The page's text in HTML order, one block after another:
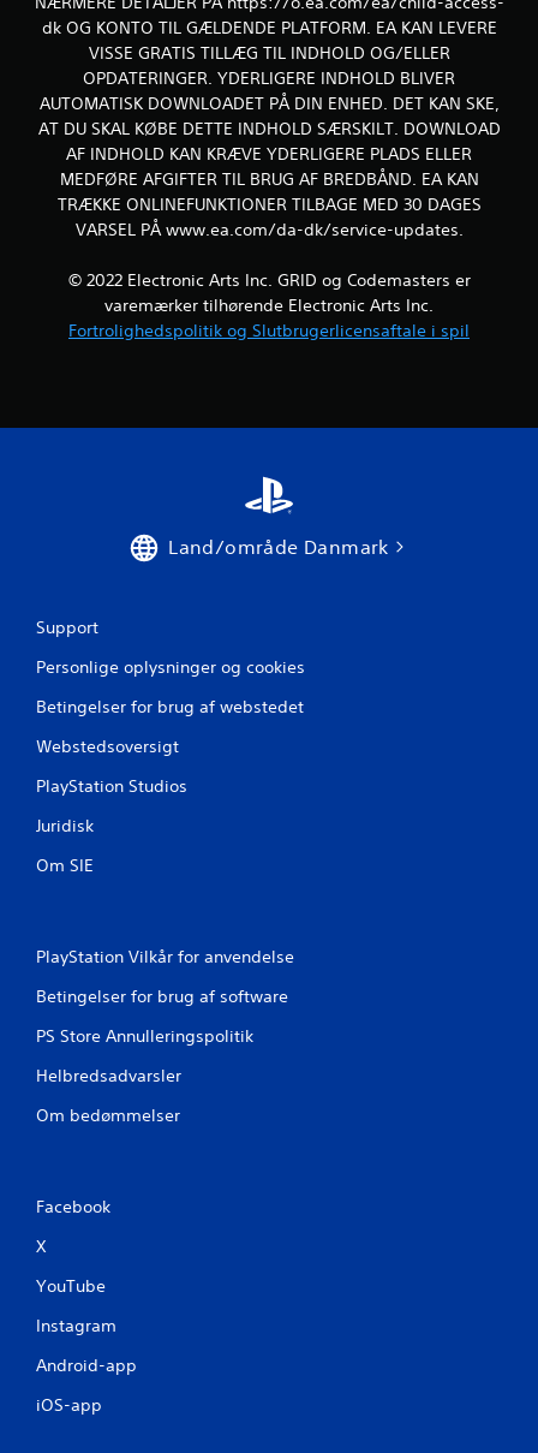
e
r
dk OG KONTO TIL GÆLDENDE PLATFORM. EA KAN LEVERE
VISSE GRATIS TILLÆG TIL INDHOLD OG/ELLER
OPDATERINGER. YDERLIGERE INDHOLD BLIVER
AUTOMATISK DOWNLOADET PÅ DIN ENHED. DET KAN SKE,
AT DU SKAL KØBE DETTE INDHOLD SÆRSKILT. DOWNLOAD
AF INDHOLD KAN KRÆVE YDERLIGERE PLADS ELLER
MEDFØRE AFGIFTER TIL BRUG AF BREDBÅND. EA KAN
TRÆKKE ONLINEFUNKTIONER TILBAGE MED 30 DAGES
VARSEL PÅ www.ea.com/da-dk/service-updates.
© 2022 Electronic Arts Inc. GRID og Codemasters er
varemærker tilhørende Electronic Arts Inc.
Fortrolighedspolitik og Slutbrugerlicensaftale i spil
Land/område Danmark
Support
Personlige oplysninger og cookies
Betingelser for brug af webstedet
Webstedsoversigt
PlayStation Studios
Juridisk
Om SIE
PlayStation Vilkår for anvendelse
Betingelser for brug af software
PS Store Annulleringspolitik
Helbredsadvarsler
Om bedømmelser
Facebook
X
YouTube
Instagram
Android-app
iOS-app